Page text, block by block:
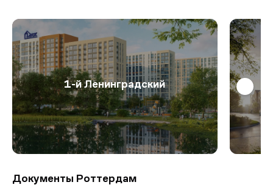
1-й Ленинградский
Документы Роттердам